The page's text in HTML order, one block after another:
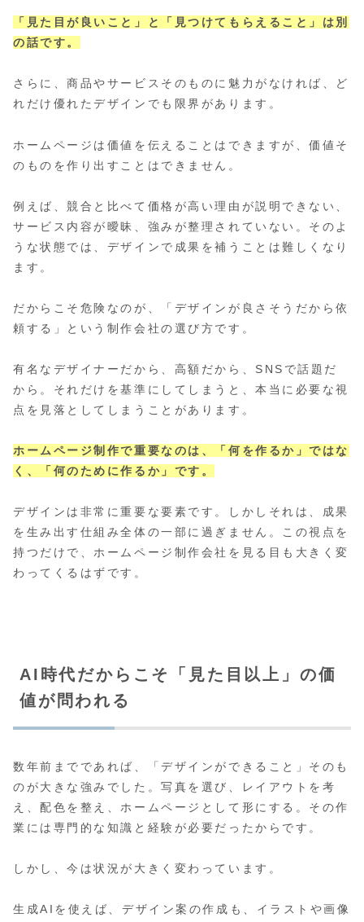
「見た目が良いこと」と「見つけてもらえること」は別
の話です。
さらに、商品やサービスそのものに魅力がなければ、ど
れだけ優れたデザインでも限界があります。
ホームページは価値を伝えることはできますが、価値そ
のものを作り出すことはできません。
例えば、競合と比べて価格が高い理由が説明できない、
サービス内容が曖昧、強みが整理されていない。そのよ
うな状態では、デザインで成果を補うことは難しくなり
ます。
だからこそ危険なのが、「デザインが良さそうだから依
頼する」という制作会社の選び方です。
有名なデザイナーだから、高額だから、SNSで話題だ
から。それだけを基準にしてしまうと、本当に必要な視
点を見落としてしまうことがあります。
ホームページ制作で重要なのは、「何を作るか」ではな
く、「何のために作るか」です。
デザインは非常に重要な要素です。しかしそれは、成果
を生み出す仕組み全体の一部に過ぎません。この視点を
持つだけで、ホームページ制作会社を見る目も大きく変
わってくるはずです。
AI時代だからこそ「見た目以上」の価
値が問われる
数年前までであれば、「デザインができること」そのも
のが大きな強みでした。写真を選び、レイアウトを考
え、配色を整え、ホームページとして形にする。その作
業には専門的な知識と経験が必要だったからです。
しかし、今は状況が大きく変わっています。
生成AIを使えば、デザイン案の作成も、イラストや画像